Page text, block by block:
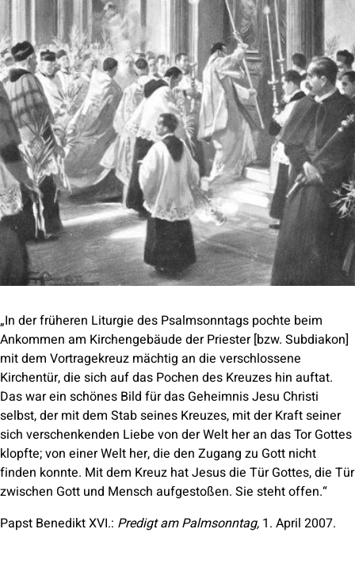
„In der früheren Liturgie des Psalmsonntags pochte beim
Ankommen am Kirchengebäude der Priester [bzw. Subdiakon]
mit dem Vortragekreuz mächtig an die verschlossene
Kirchentür, die sich auf das Pochen des Kreuzes hin auftat.
Das war ein schönes Bild für das Geheimnis Jesu Christi
selbst, der mit dem Stab seines Kreuzes, mit der Kraft seiner
sich verschenkenden Liebe von der Welt her an das Tor Gottes
klopfte; von einer Welt her, die den Zugang zu Gott nicht
finden konnte. Mit dem Kreuz hat Jesus die Tür Gottes, die Tür
zwischen Gott und Mensch aufgestoßen. Sie steht offen.“
Papst Benedikt XVI.: Predigt am Palmsonntag, 1. April 2007.